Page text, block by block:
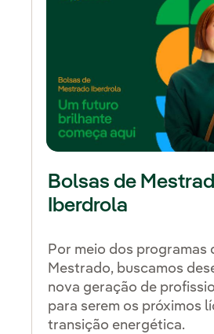
Bolsas de
Iberdrola
Por meio dos programas
Mestrado, buscamos
nova geração de
para serem os próximos
transição energética.